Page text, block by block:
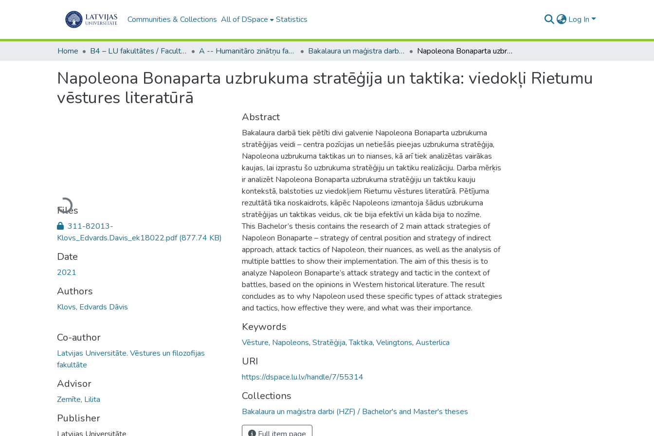
Communities & Collections All of DSpace Statistics Log In
Home B4 – LU fakultātes / Faculties of the UL A -- Humanitāro zinātņu fakultāte / Faculty of Humanities Bakalaura un maģistra darbi (HZF) / Bachelor's and Master's theses Napoleona Bonaparta uzbrukuma stratēģija un taktika: viedokļi Rietumu vēstures literatūrā
Napoleona Bonaparta uzbrukuma stratēģija un taktika: viedokļi Rietumu
vēstures literatūrā
Loading...
Files
311-82013-
Klovs_Edvards.Davis_ek18022.pdf(877.74 KB)
Date
2021
Authors
Klovs, Edvards Dāvis
Co-author
Latvijas Universitāte. Vēstures un filozofijas
fakultāte
Advisor
Zemīte, Lilita
Publisher
Abstract
Bakalaura darbā tiek pētīti divi galvenie Napoleona Bonaparta uzbrukuma
stratēģijas veidi – centra pozīcijas un netiešās pieejas uzbrukuma stratēģija,
Napoleona uzbrukuma taktikas un to nianses, kā arī tiek analizētas vairākas
kaujas, lai izprastu šo uzbrukuma stratēģiju un taktiku realizāciju. Darba mērķis
ir analizēt Napoleona Bonaparta uzbrukuma stratēģiju un taktiku kauju
kontekstā, balstoties uz viedokļiem Rietumu vēstures literatūrā. Pētījuma
rezultātā tika noskaidrots, kāpēc Napoleons izmantoja šādus uzbrukuma
stratēģijas un taktikas veidus, cik tie bija efektīvi un kāda bija to nozīme.
This Bachelor’s thesis contains the research of 2 main attack strategies of
Napoleon Bonaparte – strategy of central position and strategy of indirect
approach, attack tactics of Napoleon, their nuances, as well as the analysis of
multiple battles to show their implementation. The aim of this thesis is to
analyze Napoleon Bonaparte’s attack strategy and tactic in the context of
battles, based on the opinions in Western historical literature. The result
concludes as to why Napoleon used these specific types of attack strategies
and tactics, how effective they were, and what was their importance.
Keywords
Vēsture, Napoleons, Stratēģija,Taktika, Velingtons, Austerlica
URI
https://dspace.lu.lv/handle/7/55314
Collections
Bakalaura un maģistra darbi (HZF) / Bachelor's and Master's theses